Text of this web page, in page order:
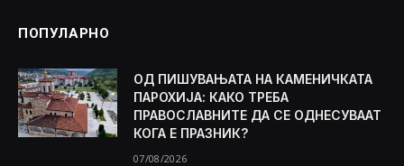
ПОПУЛАРНО
ОД ПИШУВАЊАТА НА КАМЕНИЧКАТА
ПАРОХИЈА: КАКО ТРЕБА
ПРАВОСЛАВНИТЕ ДА СЕ ОДНЕСУВААТ
КОГА Е ПРАЗНИК?
07/08/2026